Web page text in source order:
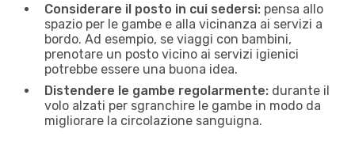
Considerare il posto in cui sedersi: pensa allo
spazio per le gambe e alla vicinanza ai servizi a
bordo. Ad esempio, se viaggi con bambini,
prenotare un posto vicino ai servizi igienici
potrebbe essere una buona idea.
Distendere le gambe regolarmente: durante il
volo alzati per sgranchire le gambe in modo da
migliorare la circolazione sanguigna.